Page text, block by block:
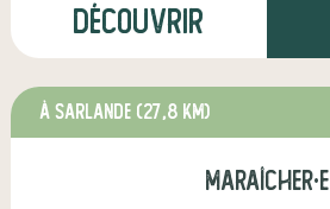
Découvrir
à Sarlande (27,8 km)
maraîcher·e